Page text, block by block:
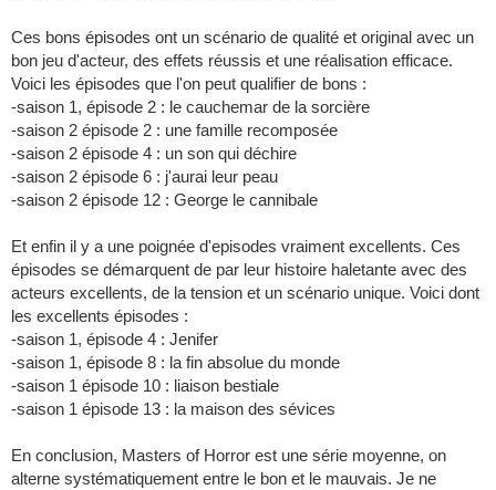
Ces bons épisodes ont un scénario de qualité et original avec un
bon jeu d'acteur, des effets réussis et une réalisation efficace.
Voici les épisodes que l'on peut qualifier de bons :
-saison 1, épisode 2 : le cauchemar de la sorcière
-saison 2 épisode 2 : une famille recomposée
-saison 2 épisode 4 : un son qui déchire
-saison 2 épisode 6 : j'aurai leur peau
-saison 2 épisode 12 : George le cannibale
Et enfin il y a une poignée d'episodes vraiment excellents. Ces
épisodes se démarquent de par leur histoire haletante avec des
acteurs excellents, de la tension et un scénario unique. Voici dont
les excellents épisodes :
-saison 1, épisode 4 : Jenifer
-saison 1, épisode 8 : la fin absolue du monde
-saison 1 épisode 10 : liaison bestiale
-saison 1 épisode 13 : la maison des sévices
En conclusion, Masters of Horror est une série moyenne, on
alterne systématiquement entre le bon et le mauvais. Je ne